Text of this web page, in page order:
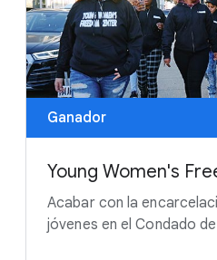
Ganador
Young Women's
Acabar con la
jóvenes en el Condado